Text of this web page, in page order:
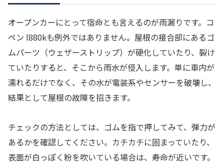
オープンカーにとって宿命とも言えるのが雨漏りです。コ
ペン l880kも例外ではありません。屋根の接合部にあるゴ
ムパーツ（ウェザーストリップ）が硬化していたり、裂け
ていたりすると、そこから雨水が侵入します。単に車内が
濡れるだけでなく、その水が電装系やセンサーを破壊し、
結果として屋根の故障を招きます。
チェックの方法としては、ゴムを指で押してみて、弾力が
あるかを確認してください。カチカチに固まっていたり、
表面が白っぽく粉を吹いている場合は、寿命が近いです。